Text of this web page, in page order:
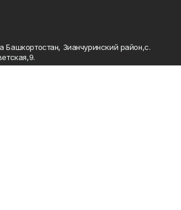
Башкортостан, Зианчуринский район,с.